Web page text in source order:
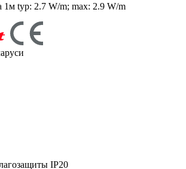
1м typ: 2.7 W/m; max: 2.9 W/m
IP20